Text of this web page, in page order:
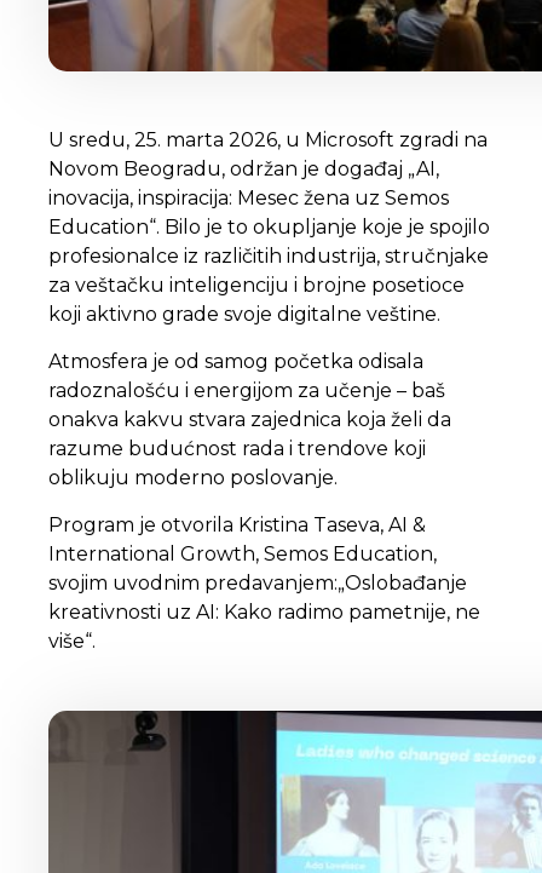
U sredu, 25. marta 2026, u Microsoft zgradi na
Novom Beogradu, održan je događaj „AI,
inovacija, inspiracija: Mesec žena uz Semos
Education“. Bilo je to okupljanje koje je spojilo
profesionalce iz različitih industrija, stručnjake
za veštačku inteligenciju i brojne posetioce
koji aktivno grade svoje digitalne veštine.
Atmosfera je od samog početka odisala
radoznalošću i energijom za učenje – baš
onakva kakvu stvara zajednica koja želi da
razume budućnost rada i trendove koji
oblikuju moderno poslovanje.
Program je otvorila Kristina Taseva, AI &
International Growth, Semos Education,
svojim uvodnim predavanjem:„Oslobađanje
kreativnosti uz AI: Kako radimo pametnije, ne
više“.